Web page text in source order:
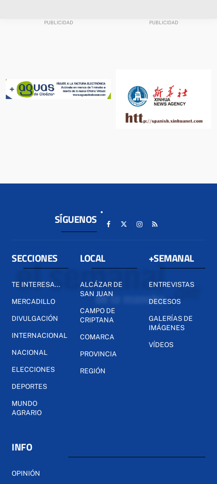
SÍGUENOS
SECCIONES
TE INTERESA...
MERCADILLO
DIVULGACIÓN
INTERNACIONAL
NACIONAL
ELECCIONES
DEPORTES
MUNDO
AGRARIO
LOCAL
ALCÁZAR DE
SAN JUAN
CAMPO DE
CRIPTANA
COMARCA
PROVINCIA
REGIÓN
+SEMANAL
ENTREVISTAS
DECESOS
GALERÍAS DE
IMÁGENES
VÍDEOS
INFO
OPINIÓN